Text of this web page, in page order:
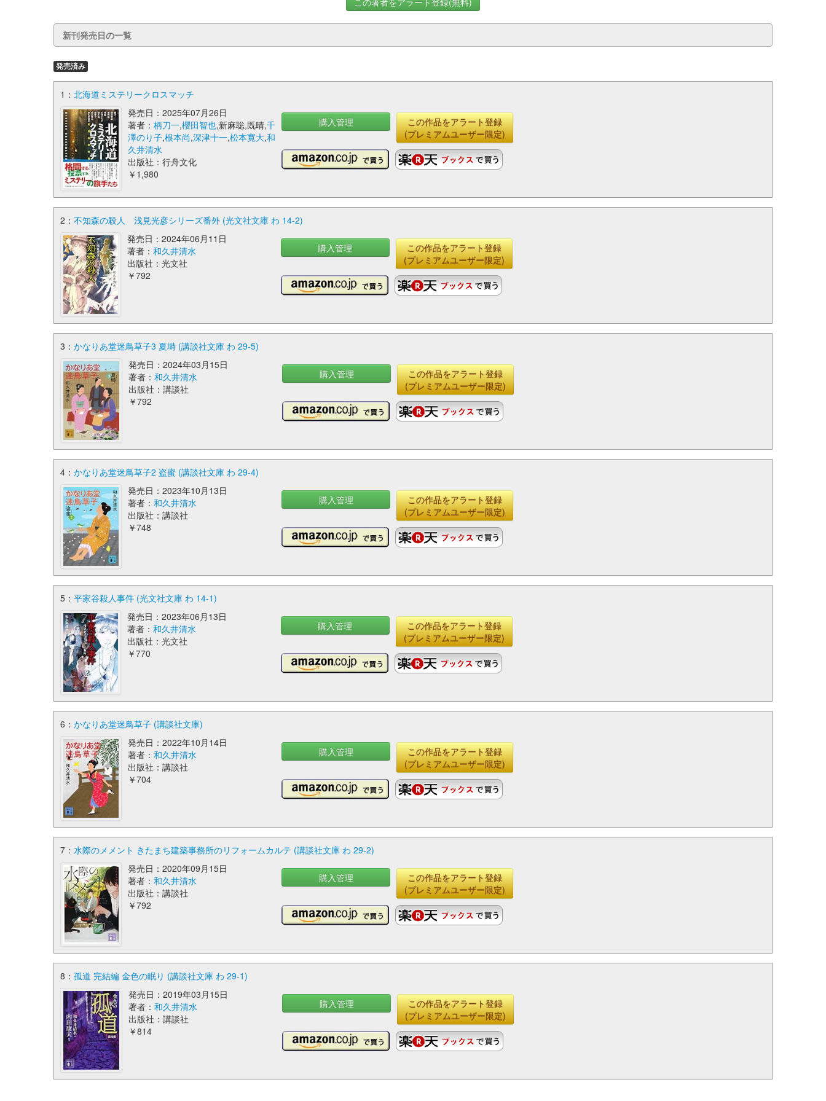
新刊発売日の一覧
発売済み
1： 北海道ミステリークロスマッチ
発売日：2025年07月26日
著者：柄刀一,櫻田智也,新麻聡,既晴,千
澤のり子,根本尚,深津十一,松本寛大,和
久井清水
出版社：行舟文化
￥1,980
購入管理
この作品をアラート登録
(プレミアムユーザー限定)
2： 不知森の殺人 浅見光彦シリーズ番外 (光文社文庫 わ 14-2)
発売日：2024年06月11日
著者： 和久井清水
出版社：光文社
￥792
購入管理
この作品をアラート登録
(プレミアムユーザー限定)
3： かなりあ堂迷鳥草子3 夏塒 (講談社文庫 わ 29-5)
発売日：2024年03月15日
著者：和久井清水
出版社：講談社
￥792
購入管理
この作品をアラート登録
(プレミアムユーザー限定)
4： かなりあ堂迷鳥草子2 盗蜜 (講談社文庫 わ 29-4)
発売日：2023年10月13日
著者：和久井清水
出版社：講談社
￥748
購入管理
この作品をアラート登録
(プレミアムユーザー限定)
5： 平家谷殺人事件 (光文社文庫 わ 14-1)
発売日：2023年06月13日
著者： 和久井清水
出版社：光文社
￥770
購入管理
この作品をアラート登録
(プレミアムユーザー限定)
6： かなりあ堂迷鳥草子 (講談社文庫)
発売日：2022年10月14日
著者：和久井清水
出版社：講談社
￥704
購入管理
この作品をアラート登録
(プレミアムユーザー限定)
7： 水際のメメント きたまち建築事務所のリフォームカルテ (講談社文庫 わ 29-2)
発売日：2020年09月15日
著者：和久井清水
出版社：講談社
￥792
購入管理
この作品をアラート登録
(プレミアムユーザー限定)
8： 孤道 完結編 金色の眠り (講談社文庫 わ 29-1)
発売日：2019年03月15日
著者：和久井清水
出版社：講談社
￥814
購入管理
この作品をアラート登録
(プレミアムユーザー限定)